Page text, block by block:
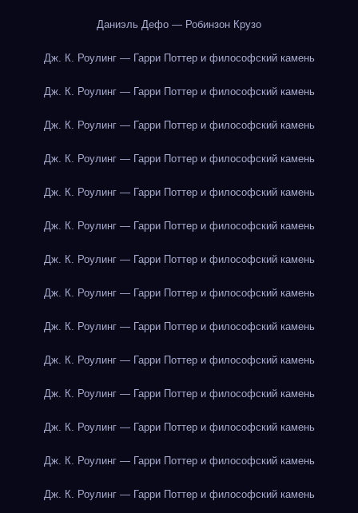
Даниэль Дефо — Робинзон Крузо
Дж. К. Роулинг — Гарри Поттер и философский камень
Дж. К. Роулинг — Гарри Поттер и философский камень
Дж. К. Роулинг — Гарри Поттер и философский камень
Дж. К. Роулинг — Гарри Поттер и философский камень
Дж. К. Роулинг — Гарри Поттер и философский камень
Дж. К. Роулинг — Гарри Поттер и философский камень
Дж. К. Роулинг — Гарри Поттер и философский камень
Дж. К. Роулинг — Гарри Поттер и философский камень
Дж. К. Роулинг — Гарри Поттер и философский камень
Дж. К. Роулинг — Гарри Поттер и философский камень
Дж. К. Роулинг — Гарри Поттер и философский камень
Дж. К. Роулинг — Гарри Поттер и философский камень
Дж. К. Роулинг — Гарри Поттер и философский камень
Дж. К. Роулинг — Гарри Поттер и философский камень